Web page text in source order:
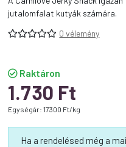
jutalomfalat kutyák számára.
0 vélemény
Raktáron
1.730 Ft
Egységár: 17300 Ft/kg
Ha a rendelésed még a